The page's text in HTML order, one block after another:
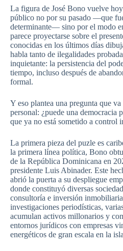
La figura de José Bono vuelve
público no por su pasado —que
determinante— sino por el modo
parece proyectarse sobre el
conocidas en los últimos días
habla tanto de ilegalidades
inquietante: la persistencia del
tiempo, incluso después de
formal.
Y eso plantea una pregunta que
personal: ¿puede una democracia
que ya no está sometido a control
La primera pieza del puzle es
la primera línea política, Bono
de la República Dominicana en
presidente Luis Abinader. Este
abrió la puerta a su despliegue
donde constituyó diversas
consultoría e inversión
investigaciones periodísticas,
acumulan activos millonarios y
entornos jurídicos con empresas
energéticos de gran escala en la